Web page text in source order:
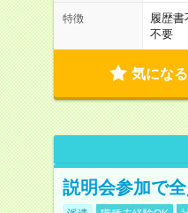
特徴 履歴書
不要
気になる
説明会参加で